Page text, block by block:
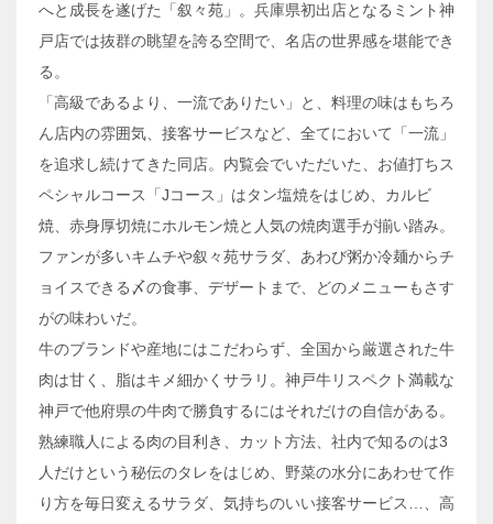
へと成長を遂げた「叙々苑」。兵庫県初出店となるミント神
戸店では抜群の眺望を誇る空間で、名店の世界感を堪能でき
る。
「高級であるより、一流でありたい」と、料理の味はもちろ
ん店内の雰囲気、接客サービスなど、全てにおいて「一流」
を追求し続けてきた同店。内覧会でいただいた、お値打ちス
ペシャルコース「Jコース」はタン塩焼をはじめ、カルビ
焼、赤身厚切焼にホルモン焼と人気の焼肉選手が揃い踏み。
ファンが多いキムチや叙々苑サラダ、あわび粥か冷麺からチ
ョイスできる〆の食事、デザートまで、どのメニューもさす
がの味わいだ。
牛のブランドや産地にはこだわらず、全国から厳選された牛
肉は甘く、脂はキメ細かくサラリ。神戸牛リスペクト満載な
神戸で他府県の牛肉で勝負するにはそれだけの自信がある。
熟練職人による肉の目利き、カット方法、社内で知るのは3
人だけという秘伝のタレをはじめ、野菜の水分にあわせて作
り方を毎日変えるサラダ、気持ちのいい接客サービス…、高